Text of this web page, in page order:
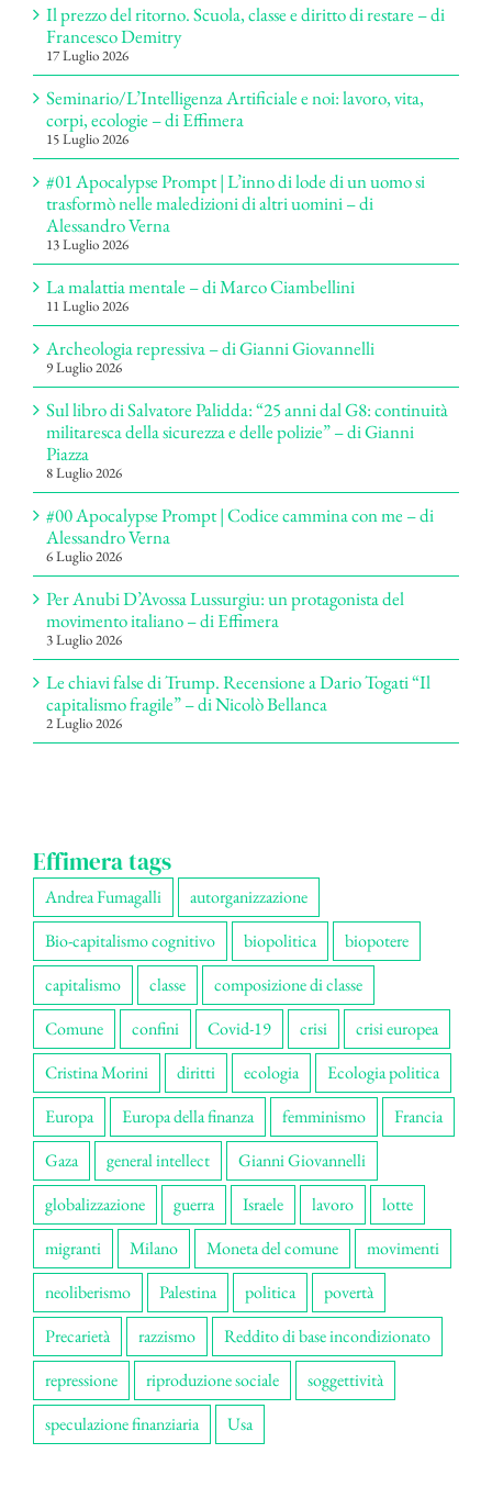
Il prezzo del ritorno. Scuola, classe e diritto di restare – di
Francesco Demitry
17 Luglio 2026
Seminario/L’Intelligenza Artificiale e noi: lavoro, vita,
corpi, ecologie – di Effimera
15 Luglio 2026
#01 Apocalypse Prompt | L’inno di lode di un uomo si
trasformò nelle maledizioni di altri uomini – di
Alessandro Verna
13 Luglio 2026
La malattia mentale – di Marco Ciambellini
11 Luglio 2026
Archeologia repressiva – di Gianni Giovannelli
9 Luglio 2026
Sul libro di Salvatore Palidda: “25 anni dal G8: continuità
militaresca della sicurezza e delle polizie” – di Gianni
Piazza
8 Luglio 2026
#00 Apocalypse Prompt | Codice cammina con me – di
Alessandro Verna
6 Luglio 2026
Per Anubi D’Avossa Lussurgiu: un protagonista del
movimento italiano – di Effimera
3 Luglio 2026
Le chiavi false di Trump. Recensione a Dario Togati “Il
capitalismo fragile” – di Nicolò Bellanca
2 Luglio 2026
Effimera tags
Andrea Fumagalli
autorganizzazione
Bio-capitalismo cognitivo
biopolitica
biopotere
capitalismo
classe
composizione di classe
Comune
confini Covid-19 crisi
crisi europea
Cristina Morini
diritti ecologia
Ecologia politica
Europa
Europa della finanza femminismo
Francia
Gaza
general intellect
Gianni Giovannelli
globalizzazione
guerra Israele lavoro
lotte
migranti
Milano Moneta del comune
movimenti
neoliberismo
Palestina politica
povertà
Precarietà
razzismo
Reddito di base incondizionato
repressione
riproduzione sociale
soggettività
speculazione finanziaria
Usa